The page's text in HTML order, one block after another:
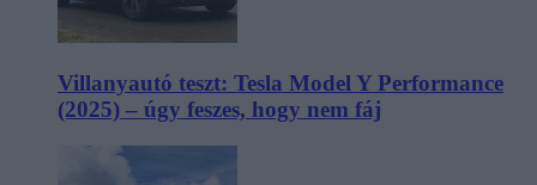
Villanyautó teszt: Tesla Model Y Performance
(2025) – úgy feszes, hogy nem fáj